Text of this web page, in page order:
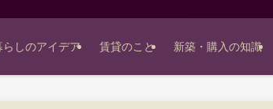
らしのアイデア 賃貸のこと 新築・購入の知識